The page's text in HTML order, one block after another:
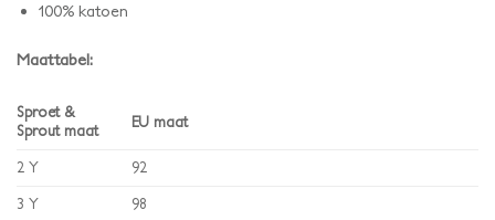
100% katoen
Maattabel:
Sproet &
Sprout maat
EU maat
2 Y 92
3 Y 98